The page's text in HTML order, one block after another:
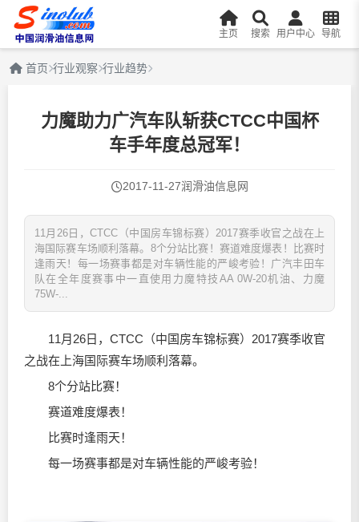
主页 搜索 用户中心 导航
首页 行业观察 行业趋势
力魔助力广汽车队斩获CTCC中国杯
车手年度总冠军！
2017-11-27润滑油信息网
11月26日，CTCC（中国房车锦标赛）2017赛季收官之战在上
海国际赛车场顺利落幕。8个分站比赛！赛道难度爆表！比赛时
逢雨天！每一场赛事都是对车辆性能的严峻考验！广汽丰田车
队在全年度赛事中一直使用力魔特技AA 0W-20机油、力魔
75W-...
11月26日，CTCC（中国房车锦标赛）2017赛季收官
之战在上海国际赛车场顺利落幕。
8个分站比赛！
赛道难度爆表！
比赛时逢雨天！
每一场赛事都是对车辆性能的严峻考验！